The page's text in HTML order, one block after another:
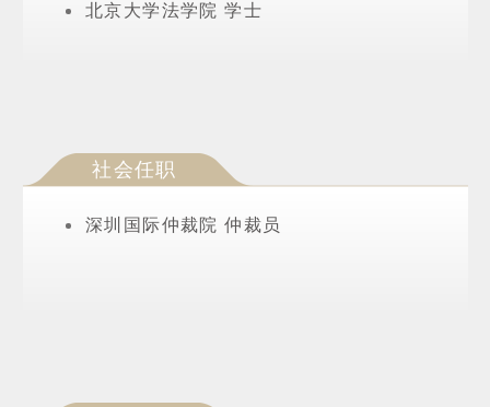
北京大学法学院 学士
社会任职
深圳国际仲裁院 仲裁员